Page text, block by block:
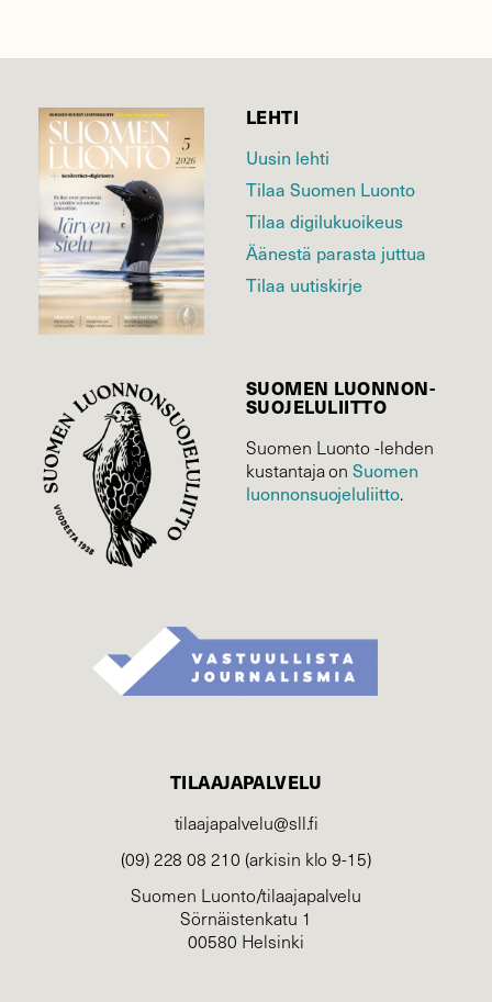
LEHTI
Uusin lehti
Tilaa Suomen Luonto
Tilaa digilukuoikeus
Äänestä parasta juttua
Tilaa uutiskirje
SUOMEN LUONNON­
SUOJELU­LIITTO
Suomen Luonto -lehden
kustantaja onSuomen
luonnonsuojelu­liitto.
TILAAJAPALVELU
tilaajapalvelu@sll.fi
(09) 228 08 210 (arkisin klo 9-15)
Suomen Luonto/tilaajapalvelu
Sörnäistenkatu 1
00580 Helsinki